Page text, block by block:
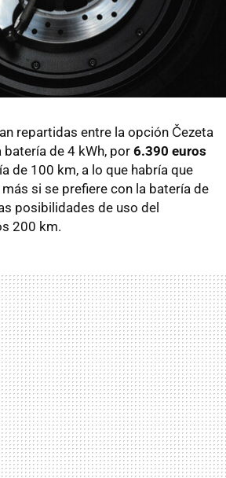
repartidas entre la opción Čezeta
de 4 kWh, por 6.390 euros
de 100 km, a lo que habría que
si se prefiere con la batería de
posibilidades de uso del
200 km.